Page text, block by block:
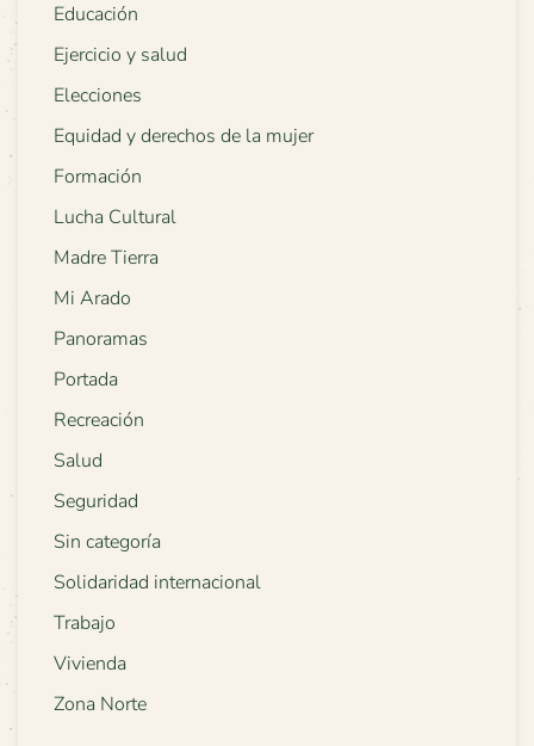
Educación
Ejercicio y salud
Elecciones
Equidad y derechos de la mujer
Formación
Lucha Cultural
Madre Tierra
Mi Arado
Panoramas
Portada
Recreación
Salud
Seguridad
Sin categoría
Solidaridad internacional
Trabajo
Vivienda
Zona Norte